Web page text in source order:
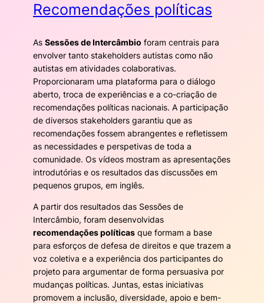
Recomendações políticas
As Sessões de Intercâmbio foram centrais para
envolver tanto stakeholders autistas como não
autistas em atividades colaborativas.
Proporcionaram uma plataforma para o diálogo
aberto, troca de experiências e a co-criação de
recomendações políticas nacionais. A participação
de diversos stakeholders garantiu que as
recomendações fossem abrangentes e refletissem
as necessidades e perspetivas de toda a
comunidade. Os vídeos mostram as apresentações
introdutórias e os resultados das discussões em
pequenos grupos, em inglês.
A partir dos resultados das Sessões de
Intercâmbio, foram desenvolvidas
recomendações políticas que formam a base
para esforços de defesa de direitos e que trazem a
voz coletiva e a experiência dos participantes do
projeto para argumentar de forma persuasiva por
mudanças políticas. Juntas, estas iniciativas
promovem a inclusão, diversidade, apoio e bem-